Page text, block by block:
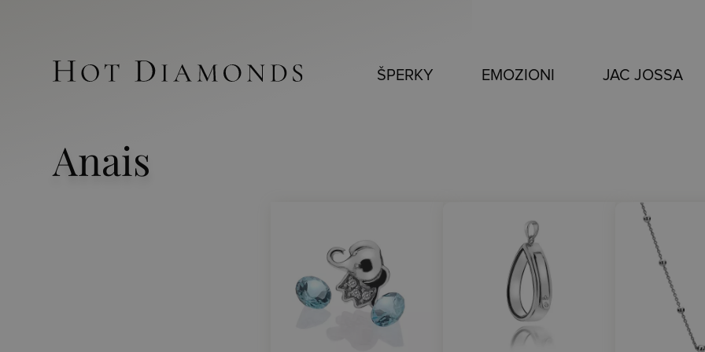
ŠPERKY EMOZIONI JAC JOSSA
Anais